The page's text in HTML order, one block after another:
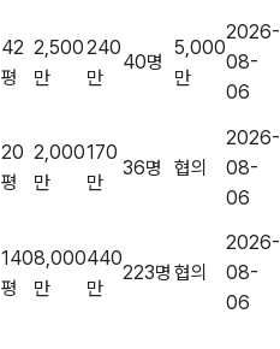
42
평
2,500
만
240
만
40명
5,000
만
2026-
08-
06
20
평
2,000
만
170
만
36명 협의
2026-
08-
06
140
평
8,000
만
440
만
223명 협의
2026-
08-
06